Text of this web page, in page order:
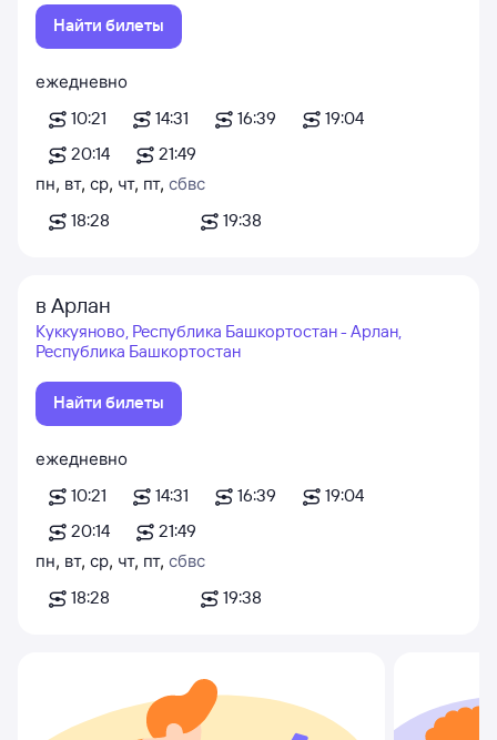
Найти билеты
ежедневно
10:21
14:31 16:39
19:04
20:14
21:49
пн, вт, ср, чт, пт, сб
18:28
вс
19:38
в Арлан
Куккуяново, Республика Башкортостан - Арлан,
Республика Башкортостан
Найти билеты
ежедневно
10:21
14:31 16:39
19:04
20:14
21:49
пн, вт, ср, чт, пт, сб
18:28
вс
19:38